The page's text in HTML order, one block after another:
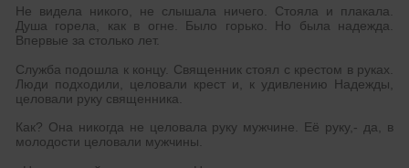
Не видела никого, не слышала ничего. Стояла и плакала.
Душа горела, как в огне. Было горько. Но была надежда.
Впервые за столько лет.
Служба подошла к концу. Священник стоял с крестом в руках.
Люди подходили, целовали крест и, к удивлению Надежды,
целовали руку священника.
Как? Она никогда не целовала руку мужчине. Её руку,- да, в
молодости целовали мужчины.